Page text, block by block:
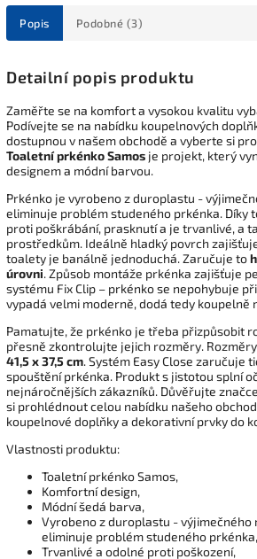
Popis Podobné (3)
Detailní popis produktu
Zaměřte se na komfort a vysokou kvalitu
Podívejte se na nabídku koupelnových
dostupnou v našem obchodě a vyberte si
Toaletní prkénko Samos je projekt, který
designem a módní barvou.
Prkénko je vyrobeno z duroplastu -
eliminuje problém studeného prkénka. Díky
proti poškrábání, prasknutí a je trvanlivé, a
prostředkům. Ideálně hladký povrch
toalety je banálně jednoduchá. Zaručuje to
úrovni. Způsob montáže prkénka zajišťuje
systému Fix Clip – prkénko se nepohybuje
vypadá velmi moderně, dodá tedy koupelně
Pamatujte, že prkénko je třeba přizpůsobit
přesně zkontrolujte jejich rozměry.
41,5 x 37,5 cm. Systém Easy Close zaručuje
spouštění prkénka. Produkt s jistotou splní
nejnáročnějších zákazníků. Důvěřujte
si prohlédnout celou nabídku našeho
koupelnové doplňky a dekorativní prvky do
Vlastnosti produktu:
Toaletní prkénko Samos,
Komfortní design,
Módní šedá barva,
Vyrobeno z duroplastu -
eliminuje problém studeného prkénka,
Trvanlivé a odolné proti poškození,